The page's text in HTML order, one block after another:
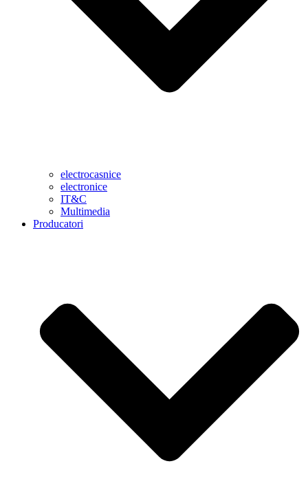
electrocasnice
electronice
IT&C
Multimedia
Producatori